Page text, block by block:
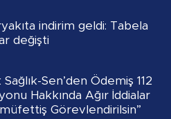
indirim geldi: Tabela
değişti
Sağlık-Sen’den Ödemiş 112
Hakkında Ağır İddialar
Görevlendirilsin”